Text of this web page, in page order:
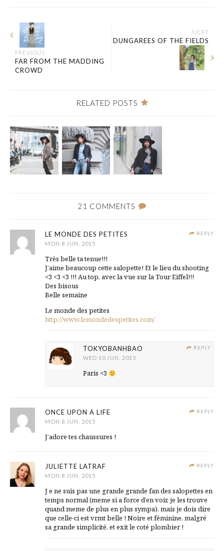
PREVIOUS
FAR FROM THE MADDING
CROWD
NEXT
DUNGAREES OF THE FIELDS
RELATED POSTS
21 COMMENTS
REPLY
LE MONDE DES PETITES
MON 8 JUN, 2015
Très belle ta tenue!!!
J’aime beaucoup cette salopette! Et le lieu du shooting
<3 <3 <3 !!! Au top, avec la vue sur la Tour Eiffel!!!
Des bisous
Belle semaine
Le monde des petites
http://www.lemondedespetites.com/
REPLY
TOKYOBANHBAO
WED 10 JUN, 2015
Paris <3
REPLY
ONCE UPON A LIFE
MON 8 JUN, 2015
J’adore tes chaussures !
REPLY
JULIETTE LATRAF
MON 8 JUN, 2015
J e ne suis pas une grande grande fan des salopettes en
temps normal (meme si a force d’en voir, je les trouve
quand meme de plus en plus sympa), mais je dois dire
que celle-ci est vrmt belle ! Noire et féminine, malgré
sa grande simplicité, et exit le coté plombier !